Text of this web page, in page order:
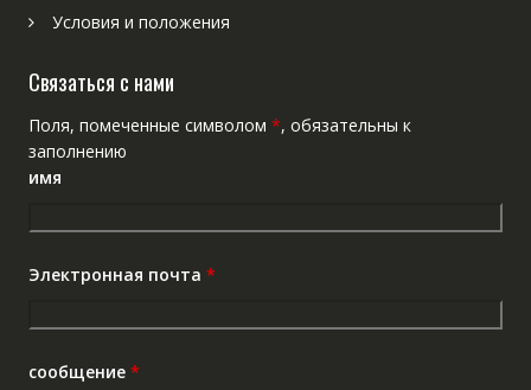
Условия и положения
Связаться с нами
Поля, помеченные символом *, обязательны к
заполнению
имя
Электронная почта *
сообщение *